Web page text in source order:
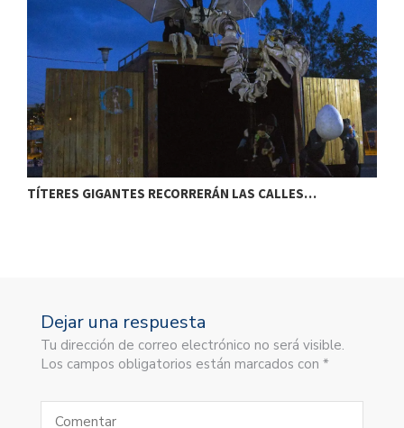
TÍTERES GIGANTES RECORRERÁN LAS CALLES…
Dejar una respuesta
Tu dirección de correo electrónico no será visible.
Los campos obligatorios están marcados con *